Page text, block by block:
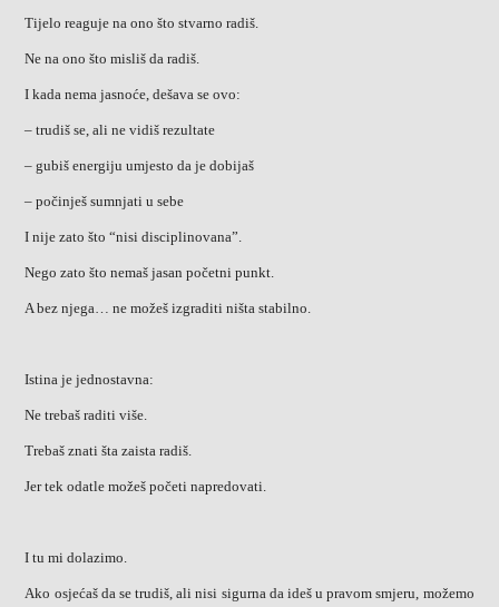
Tijelo reaguje na ono što stvarno radiš.
Ne na ono što misliš da radiš.
I kada nema jasnoće, dešava se ovo:
– trudiš se, ali ne vidiš rezultate
– gubiš energiju umjesto da je dobijaš
– počinješ sumnjati u sebe
I nije zato što “nisi disciplinovana”.
Nego zato što nemaš jasan početni punkt.
A bez njega… ne možeš izgraditi ništa stabilno.
Istina je jednostavna:
Ne trebaš raditi više.
Trebaš znati šta zaista radiš.
Jer tek odatle možeš početi napredovati.
I tu mi dolazimo.
Ako osjećaš da se trudiš, ali nisi sigurna da ideš u pravom smjeru, možemo